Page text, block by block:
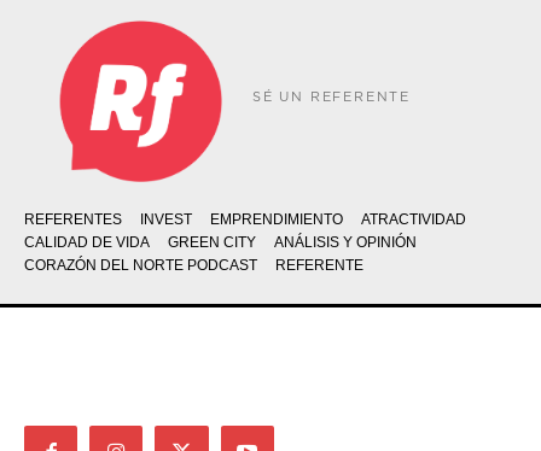
SÉ UN REFERENTE
REFERENTES INVEST EMPRENDIMIENTO
ATRACTIVIDAD
CALIDAD DE VIDA
GREEN CITY
ANÁLISIS Y OPINIÓN
CORAZÓN DEL NORTE PODCAST
REFERENTE